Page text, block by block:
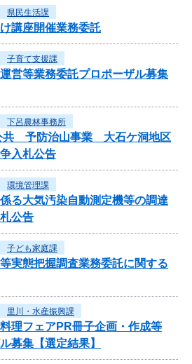
県民生活課
講座開催業務委託
子育て支援課
営等業務委託プロポーザル募集
下呂農林事務所
共 予防治山事業 大石ケ洞地区
入札公告
環境管理課
る大気汚染自動測定機等の調達
公告
子ども家庭課
実態把握調査業務委託に関する
里川・水産振興課
理フェアPR冊子企画・作成等
募集【選定結果】